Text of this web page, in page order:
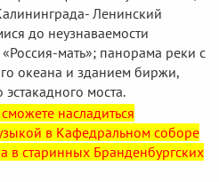
Ленинский
до неузнаваемости
мать»; панорама реки с
океана и зданием биржи,
моста.
насладиться
в Кафедральном соборе
в старинных Бранденбургских